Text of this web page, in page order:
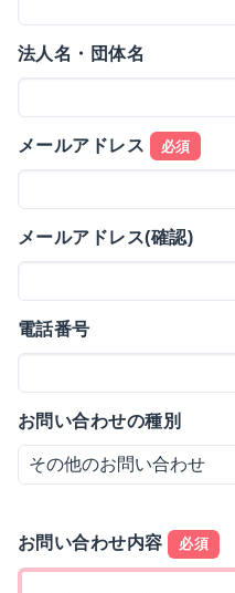
法人名・団体名
メールアドレス 必須
メールアドレス(確認)
電話番号
お問い合わせの種別
お問い合わせ内容 必須